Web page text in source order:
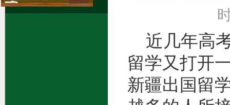
近几年高
留学又打开
新疆出国留